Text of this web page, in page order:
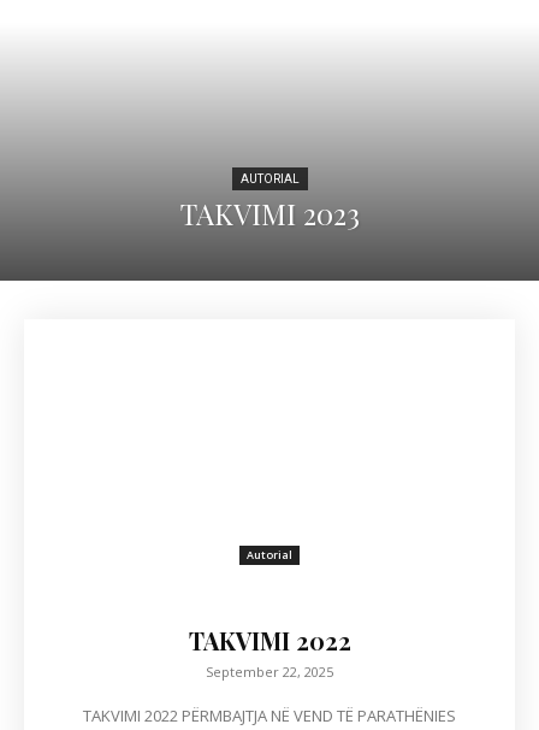
AUTORIAL
TAKVIMI 2023
Autorial
TAKVIMI 2022
September 22, 2025
TAKVIMI 2022 PËRMBAJTJA NË VEND TË PARATHËNIES